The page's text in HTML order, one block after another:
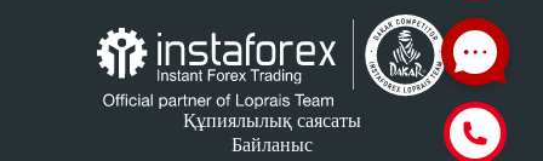
Құпиялылық саясаты
Байланыс